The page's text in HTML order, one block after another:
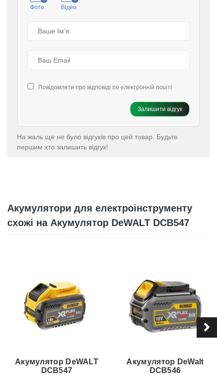
Фото Відео
Повідомляти про відповіді по електронній пошті
Залишити відгук
На жаль ще не було відгуків про цей товар. Будьте
першим хто залишить відгук!
Акумулятори для електроінструменту
схожі на Акумулятор DeWALT DCB547
Акумулятор DeWALT
DCB547
Акумулятор DeWalt
DCB546